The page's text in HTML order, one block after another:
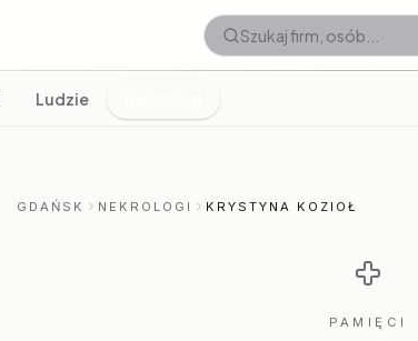
Ludzie
GDAŃSK NEKROLOGI KRYSTYNA KOZIOŁ
PAMIĘCI